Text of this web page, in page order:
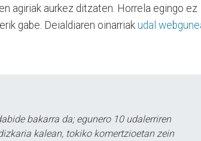
agiriak aurkez ditzaten. Horrela egingo ez
gabe. Deialdiaren oinarriak udal
bakarra da; egunero 10 udalerriren
kalean, tokiko komertzioetan zein